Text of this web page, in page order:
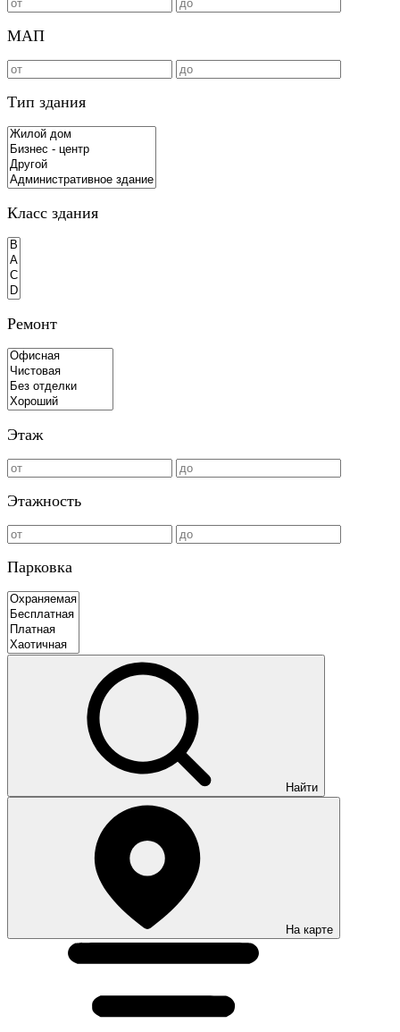
МАП
Тип здания
Класс здания
Ремонт
Этаж
Этажность
Парковка
Найти
На карте